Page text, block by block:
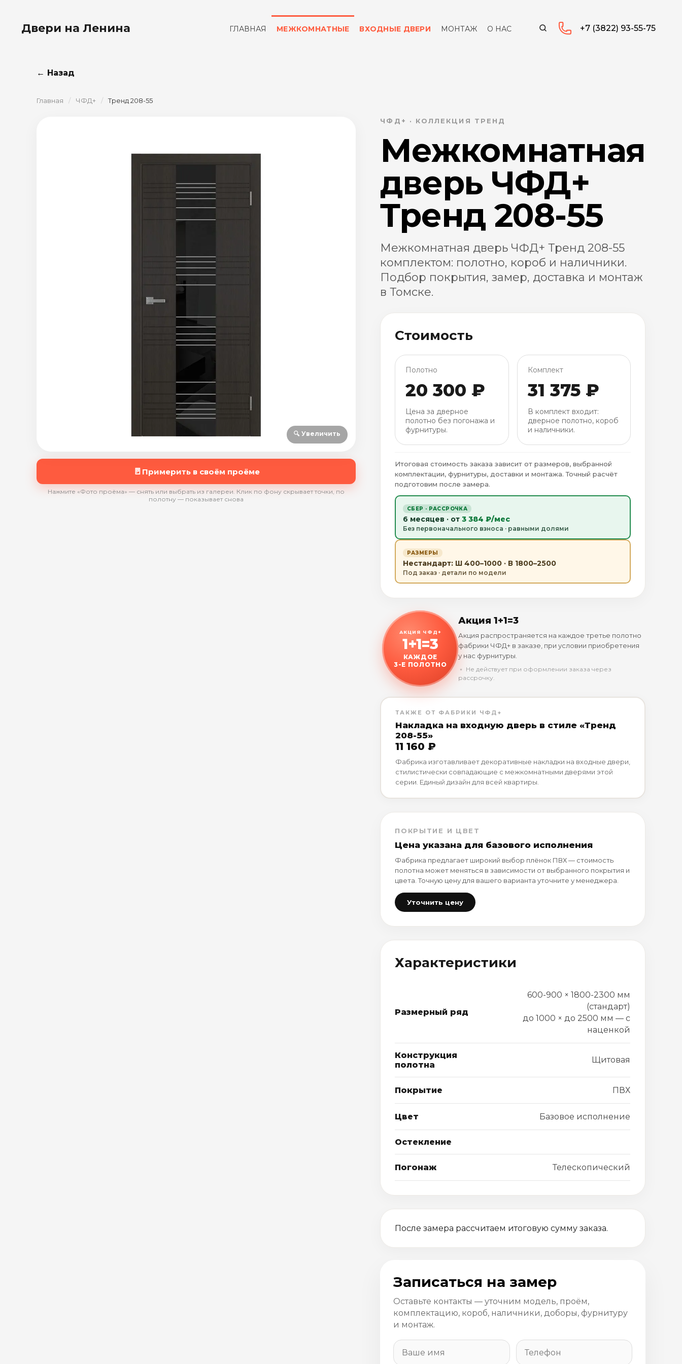
Двери на Ленина ГЛАВНАЯ МЕЖКОМНАТНЫЕ ВХОДНЫЕ ДВЕРИ МОНТАЖ О НАС +7 (3822) 93-55-75
← Назад
Главная / ЧФД+ / Тренд 208-55
🔍 Увеличить
🚪 Примерить в своём проёме
Нажмите «Фото проёма» — снять или выбрать из галереи. Клик по фону скрывает точки, по
полотну — показывает снова
ЧФД+ · КОЛЛЕКЦИЯ ТРЕНД
Межкомнатная
дверь ЧФД+
Тренд 208-55
Межкомнатная дверь ЧФД+ Тренд 208-55
комплектом: полотно, короб и наличники.
Подбор покрытия, замер, доставка и монтаж
в Томске.
Стоимость
Полотно
20 300 ₽
Цена за дверное
полотно без погонажа и
фурнитуры.
Комплект
31 375 ₽
В комплект входит:
дверное полотно, короб
и наличники.
Итоговая стоимость заказа зависит от размеров, выбранной
комплектации, фурнитуры, доставки и монтажа. Точный расчёт
подготовим после замера.
СБЕР · РАССРОЧКА
6 месяцев · от 3 384 ₽/мес
Без первоначального взноса · равными долями
РАЗМЕРЫ
Нестандарт: Ш 400–1000 · В 1800–2500
Под заказ · детали по модели
АКЦИЯ ЧФД+
1+1=3
КАЖДОЕ
3-Е ПОЛОТНО
Акция 1+1=3
Акция распространяется на каждое третье полотно
фабрики ЧФД+ в заказе, при условии приобретения
у нас фурнитуры.
﹡ Не действует при оформлении заказа через
рассрочку.
ТАКЖЕ ОТ ФАБРИКИ ЧФД+
Накладка на входную дверь в стиле «Тренд
208-55»
11 160 ₽
Фабрика изготавливает декоративные накладки на входные двери,
стилистически совпадающие с межкомнатными дверями этой
серии. Единый дизайн для всей квартиры.
ПОКРЫТИЕ И ЦВЕТ
Цена указана для базового исполнения
Фабрика предлагает широкий выбор плёнок ПВХ — стоимость
полотна может меняться в зависимости от выбранного покрытия и
цвета. Точную цену для вашего варианта уточните у менеджера.
Уточнить цену
Характеристики
Размерный ряд
600-900 × 1800-2300 мм
(стандарт)
до 1000 × до 2500 мм — с
наценкой
Конструкция
полотна
Щитовая
Покрытие ПВХ
Цвет Базовое исполнение
Остекление
Погонаж Телескопический
После замера рассчитаем итоговую сумму заказа.
Записаться на замер
Оставьте контакты — уточним модель, проём,
комплектацию, короб, наличники, доборы, фурнитуру
и монтаж.